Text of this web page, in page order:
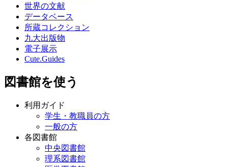
世界の文献
データベース
所蔵コレクション
九大出版物
電子展示
Cute.Guides
図書館を使う
利用ガイド
学生・教職員の方
一般の方
各図書館
中央図書館
理系図書館